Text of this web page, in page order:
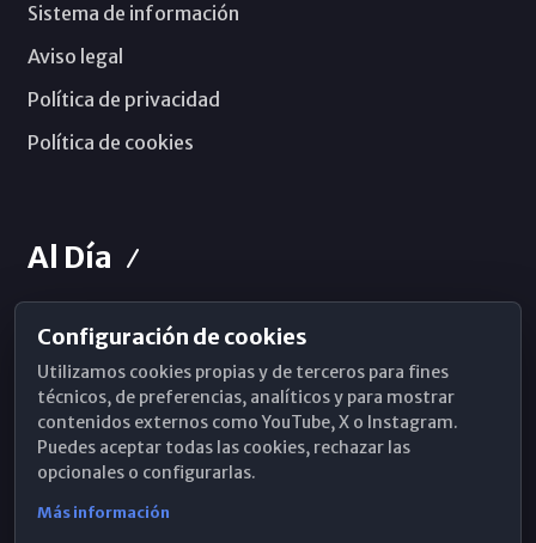
Sistema de información
Aviso legal
Política de privacidad
Política de cookies
Al Día
Horarios de Misa
Hemeroteca
WhatsApp
Configuración de cookies
Utilizamos cookies propias y de terceros para fines
técnicos, de preferencias, analíticos y para mostrar
contenidos externos como YouTube, X o Instagram.
Puedes aceptar todas las cookies, rechazar las
opcionales o configurarlas.
Más información